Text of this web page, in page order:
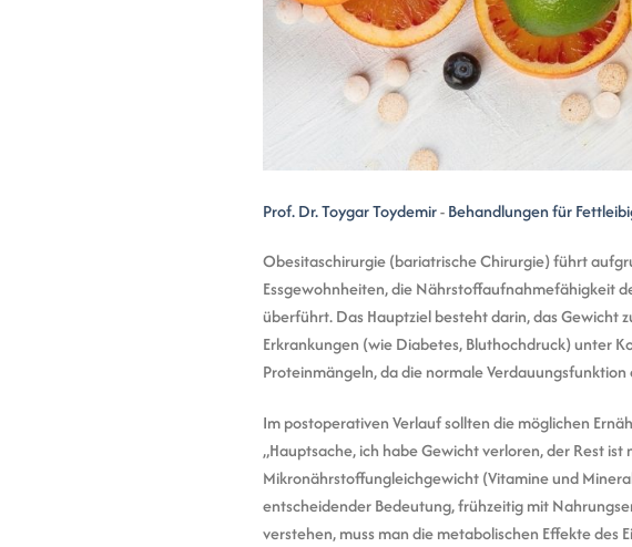
Prof. Dr. Toygar Toydemir-Behandlungen für
Obesitaschirurgie (bariatrische Chirurgie) führt
Essgewohnheiten, die Nährstoffaufnahmefähigkeit
überführt. Das Hauptziel besteht darin, das Gewicht
Erkrankungen (wie Diabetes, Bluthochdruck) unter
Proteinmängeln, da die normale
Im postoperativen Verlauf sollten die möglichen
„Hauptsache, ich habe Gewicht verloren, der Rest
Mikronährstoffungleichgewicht (Vitamine und
entscheidender Bedeutung, frühzeitig mit
verstehen, muss man die metabolischen Effekte des